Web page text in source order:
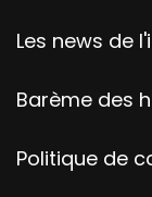
Les news de
Barème des
Politique de